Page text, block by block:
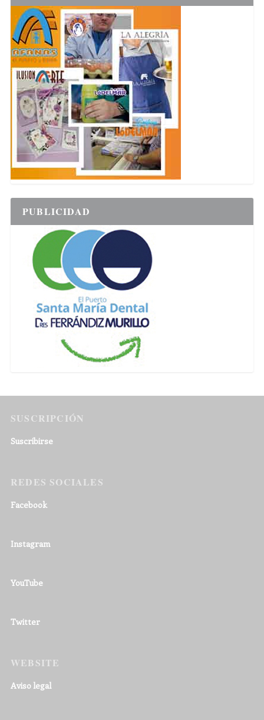
PUBLICIDAD
SUSCRIPCIÓN
Suscribirse
REDES SOCIALES
Facebook
Instagram
YouTube
Twitter
WEBSITE
Aviso legal